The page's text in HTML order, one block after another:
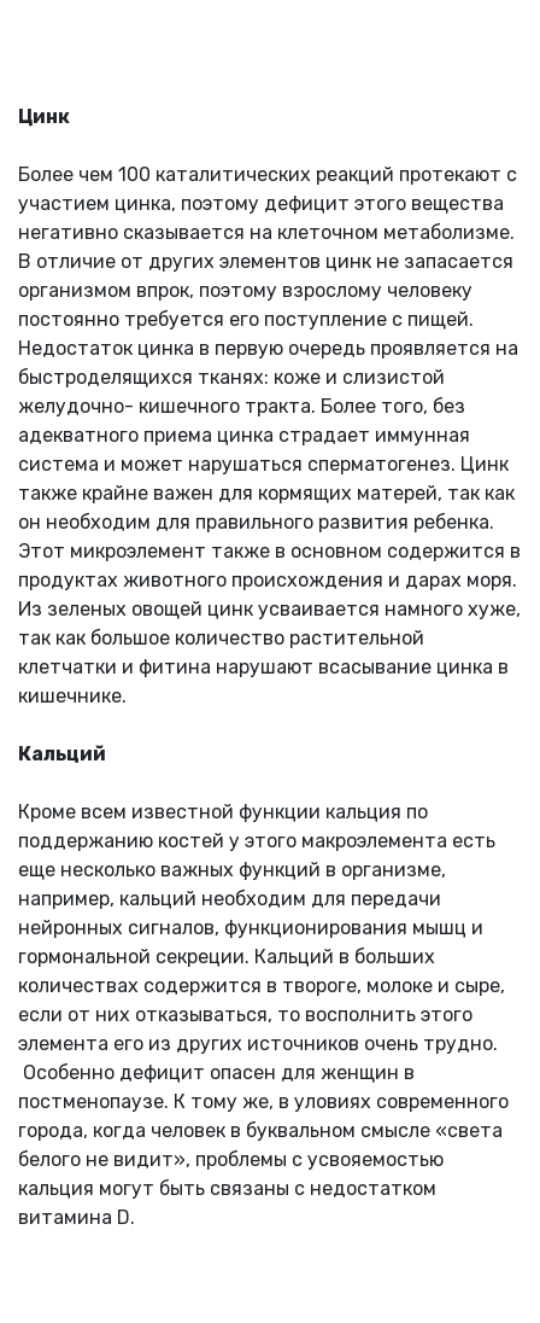
Цинк
Более чем 100 каталитических реакций протекают с
участием цинка, поэтому дефицит этого вещества
негативно сказывается на клеточном метаболизме.
В отличие от других элементов цинк не запасается
организмом впрок, поэтому взрослому человеку
постоянно требуется его поступление с пищей.
Недостаток цинка в первую очередь проявляется на
быстроделящихся тканях: коже и слизистой
желудочно- кишечного тракта. Более того, без
адекватного приема цинка страдает иммунная
система и может нарушаться сперматогенез. Цинк
также крайне важен для кормящих матерей, так как
он необходим для правильного развития ребенка.
Этот микроэлемент также в основном содержится в
продуктах животного происхождения и дарах моря.
Из зеленых овощей цинк усваивается намного хуже,
так как большое количество растительной
клетчатки и фитина нарушают всасывание цинка в
кишечнике.
Кальций
Кроме всем известной функции кальция по
поддержанию костей у этого макроэлемента есть
еще несколько важных функций в организме,
например, кальций необходим для передачи
нейронных сигналов, функционирования мышц и
гормональной секреции. Кальций в больших
количествах содержится в твороге, молоке и сыре,
если от них отказываться, то восполнить этого
элемента его из других источников очень трудно.
Особенно дефицит опасен для женщин в
постменопаузе. К тому же, в уловиях современного
города, когда человек в буквальном смысле «света
белого не видит», проблемы с усвояемостью
кальция могут быть связаны с недостатком
витамина D.